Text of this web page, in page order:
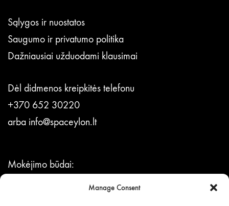
Manage Consent
Sąlygos ir nuostatos
Saugumo ir privatumo politika
Dažniausiai užduodami klausimai
Dėl didmenos kreipkitės telefonu
+370 652 30220
arba info@spaceylon.lt
Mokėjimo būdai: